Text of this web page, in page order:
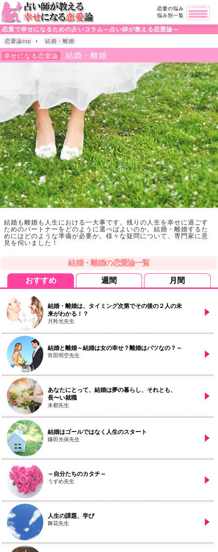
恋愛の悩み
悩み別一覧
恋愛で幸せになるための占いコラム～占い師が教える恋愛論～
恋愛論top › 結婚・離婚
幸せになる恋愛論 結婚・離婚
結婚も離婚も人生における一大事です。残りの人生を幸せに過ごす
ためのパートナーをどのように選べばよいのか。結婚・離婚するた
めにはどのような準備が必要か。様々な疑問について、専門家に意
見を伺いました！
結婚・離婚の恋愛論一覧
おすすめ 週間 月間
結婚・離婚は、タイミング次第でその後の２人の未
来がわかる！？
月羚光先生
結婚と離婚～結婚は女の幸せ？離婚はバツなの？～
宵田明空先生
あなたにとって、結婚は夢の暮らし、それとも、
長〜い就職
未都先生
結婚はゴールではなく人生のスタート
鎌田光保先生
～自分たちのカタチ～
うずめ先生
人生の課題、学び
舞花先生